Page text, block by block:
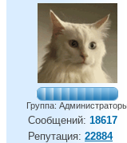
Группа:
Сообщений: 18617
Репутация: 22884